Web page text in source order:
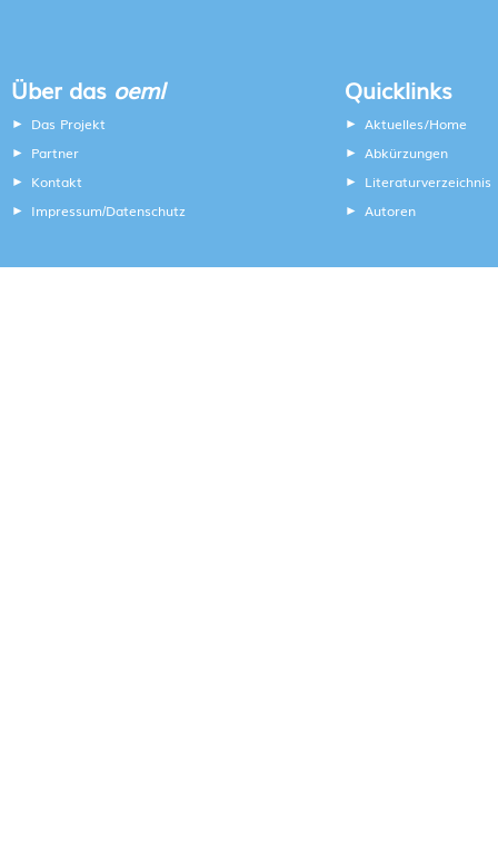
Über das oeml
Das Projekt
Partner
Kontakt
Impressum/Datenschutz
Quicklinks
Aktuelles/Home
Abkürzungen
Literaturverzeichnis
Autoren